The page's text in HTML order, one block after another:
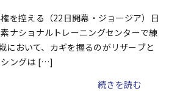
を控える（22日開幕・ジョージア）日
ナショナルトレーニングセンターで練
おいて、カギを握るのがリザーブと
シングは […]
続きを読む